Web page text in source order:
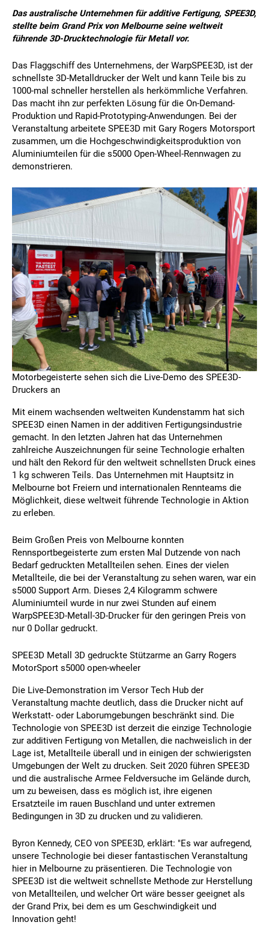
X Facebook LinkedIn YouTube
Das australische Unternehmen für additive Fertigung, SPEE3D,
stellte beim Grand Prix von Melbourne seine weltweit
führende 3D-Drucktechnologie für Metall vor.
Das Flaggschiff des Unternehmens, der WarpSPEE3D, ist der
schnellste 3D-Metalldrucker der Welt und kann Teile bis zu
1000-mal schneller herstellen als herkömmliche Verfahren.
Das macht ihn zur perfekten Lösung für die On-Demand-
Produktion und Rapid-Prototyping-Anwendungen. Bei der
Veranstaltung arbeitete SPEE3D mit Gary Rogers Motorsport
zusammen, um die Hochgeschwindigkeitsproduktion von
Aluminiumteilen für die s5000 Open-Wheel-Rennwagen zu
demonstrieren.
Motorbegeisterte sehen sich die Live-Demo des SPEE3D-
Druckers an
Mit einem wachsenden weltweiten Kundenstamm hat sich
SPEE3D einen Namen in der additiven Fertigungsindustrie
gemacht. In den letzten Jahren hat das Unternehmen
zahlreiche Auszeichnungen für seine Technologie erhalten
und hält den Rekord für den weltweit schnellsten Druck eines
1 kg schweren Teils. Das Unternehmen mit Hauptsitz in
Melbourne bot Freiern und internationalen Rennteams die
Möglichkeit, diese weltweit führende Technologie in Aktion
zu erleben.
Beim Großen Preis von Melbourne konnten
Rennsportbegeisterte zum ersten Mal Dutzende von nach
Bedarf gedruckten Metallteilen sehen. Eines der vielen
Metallteile, die bei der Veranstaltung zu sehen waren, war ein
s5000 Support Arm. Dieses 2,4 Kilogramm schwere
Aluminiumteil wurde in nur zwei Stunden auf einem
WarpSPEE3D-Metall-3D-Drucker für den geringen Preis von
nur 0 Dollar gedruckt.
SPEE3D Metall 3D gedruckte Stützarme an Garry Rogers
MotorSport s5000 open-wheeler
Die Live-Demonstration im Versor Tech Hub der
Veranstaltung machte deutlich, dass die Drucker nicht auf
Werkstatt- oder Laborumgebungen beschränkt sind. Die
Technologie von SPEE3D ist derzeit die einzige Technologie
zur additiven Fertigung von Metallen, die nachweislich in der
Lage ist, Metallteile überall und in einigen der schwierigsten
Umgebungen der Welt zu drucken. Seit 2020 führen SPEE3D
und die australische Armee Feldversuche im Gelände durch,
um zu beweisen, dass es möglich ist, ihre eigenen
Ersatzteile im rauen Buschland und unter extremen
Bedingungen in 3D zu drucken und zu validieren.
Byron Kennedy, CEO von SPEE3D, erklärt: "Es war aufregend,
unsere Technologie bei dieser fantastischen Veranstaltung
hier in Melbourne zu präsentieren. Die Technologie von
SPEE3D ist die weltweit schnellste Methode zur Herstellung
von Metallteilen, und welcher Ort wäre besser geeignet als
der Grand Prix, bei dem es um Geschwindigkeit und
Innovation geht!